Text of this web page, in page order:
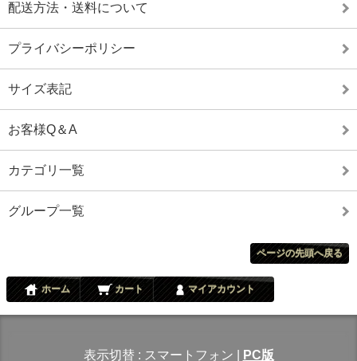
配送方法・送料について
プライバシーポリシー
サイズ表記
お客様Q＆A
カテゴリ一覧
グループ一覧
ページの先頭へ戻る
ホーム カート マイアカウント
表示切替 : スマートフォン PC版